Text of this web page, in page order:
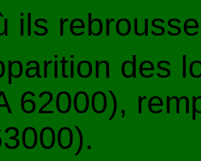
ils
des
62000),